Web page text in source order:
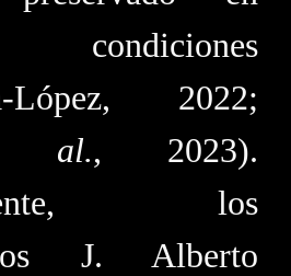
condiciones
López, 2022;
al., 2023).
los
J. Alberto